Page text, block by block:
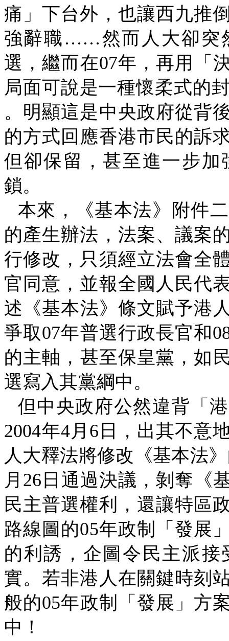
痛」下台外，也讓西九推
強辭職 ……然而人大卻突
選，繼而在07年，再用「
局面可說是一種懷柔式的
。明顯這是中央政府從背
的方式回應香港市民的訴
但卻保留，甚至進一步
鎖。
本來，《基本法》附件
的產生辦法，法案、議案
行修改，只須經立法會全
官同意，並報全國人民代
述《基本法》條文賦予港
爭取07年普選行政長官和
的主軸，甚至保皇黨，如
選寫入其黨綱中。
但中央政府公然違背「
2004年4月 6 日，出其不意
人大釋法將修改《基本法
月 26 日通過決議，剝奪《
民主普選權利，還讓特區
路線圖的05年政制「發展
的利誘，企圖令民主派
實。若非港人在關鍵時刻
般的05年政制「發展」方
中！